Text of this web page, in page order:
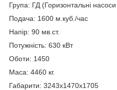
Група: ГД (Горизонтальні
Подача: 1600 м.куб./час
Напір: 90 мв.ст.
Потужність: 630 кВт
Оботи: 1450
Маса: 4460 кг.
Габарити: 3243х1470х1705